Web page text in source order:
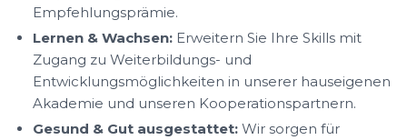
Empfehlungsprämie.
Lernen & Wachsen: Erweitern Sie Ihre Skills mit
Zugang zu Weiterbildungs- und
Entwicklungsmöglichkeiten in unserer hauseigenen
Akademie und unseren Kooperationspartnern.
Gesund & Gut ausgestattet: Wir sorgen für